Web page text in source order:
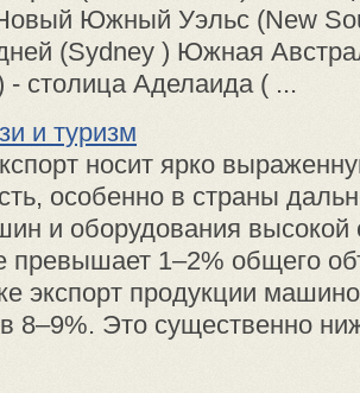
Южный Уэльс (New
(Sydney ) Южная
- столица Аделаида ( ...
и туризм
носит ярко
особенно в страны
и оборудования высокой
превышает 1–2% общего
экспорт продукции
8–9%. Это существенно